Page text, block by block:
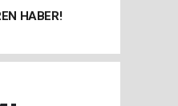
HABER!